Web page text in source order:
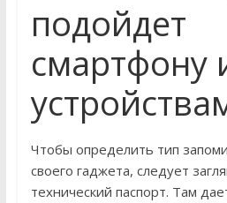
подойдет
смартфону
Чтобы определить тип
своего гаджета, следует
технический паспорт. Там